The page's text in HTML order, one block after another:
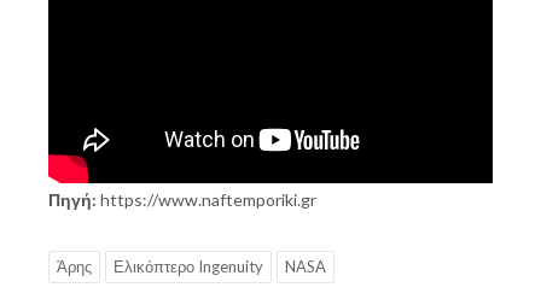
Πηγή: https://www.naftemporiki.gr
Άρης Ελικόπτερο Ingenuity NASA